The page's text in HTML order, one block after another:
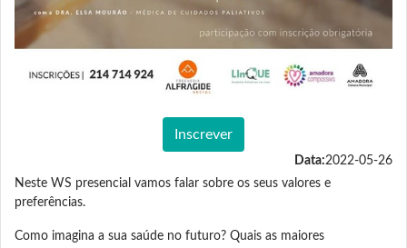
Inscrever
Data:2022-05-26
Neste WS presencial vamos falar sobre os seus valores e
preferências.
Como imagina a sua saúde no futuro? Quais as maiores